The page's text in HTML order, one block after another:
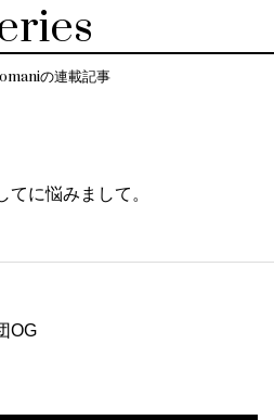
の連載記事
てに悩みまして。
OG